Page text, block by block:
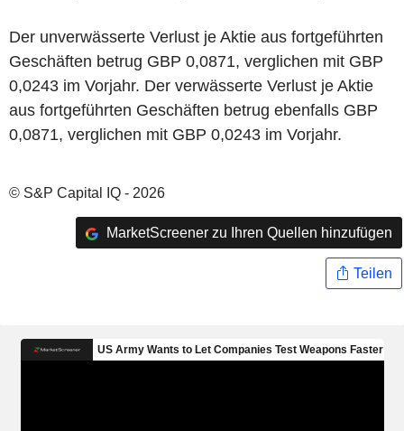
Der unverwässerte Verlust je Aktie aus fortgeführten
Geschäften betrug GBP 0,0871, verglichen mit GBP
0,0243 im Vorjahr. Der verwässerte Verlust je Aktie
aus fortgeführten Geschäften betrug ebenfalls GBP
0,0871, verglichen mit GBP 0,0243 im Vorjahr.
© S&P Capital IQ - 2026
MarketScreener zu Ihren Quellen hinzufügen
Teilen